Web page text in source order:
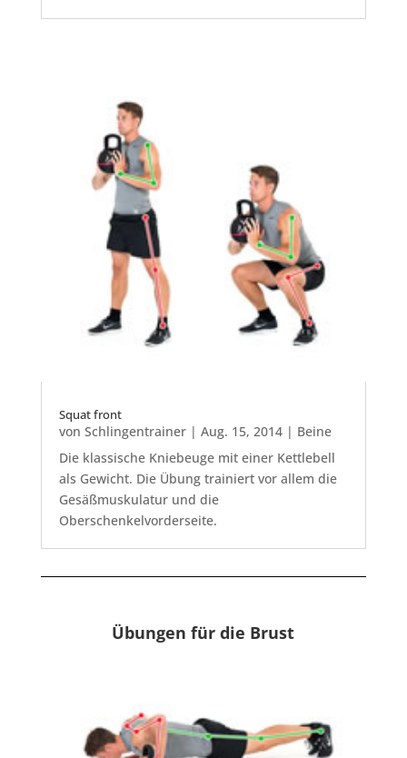
Squat front
von Schlingentrainer| Aug. 15, 2014| Beine
Die klassische Kniebeuge mit einer Kettlebell
als Gewicht. Die Übung trainiert vor allem die
Gesäßmuskulatur und die
Oberschenkelvorderseite.
Übungen für die Brust